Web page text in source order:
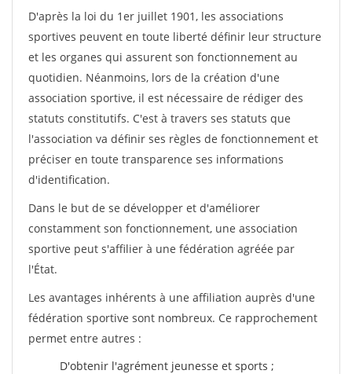
D'après la loi du 1er juillet 1901, les associations
sportives peuvent en toute liberté définir leur structure
et les organes qui assurent son fonctionnement au
quotidien. Néanmoins, lors de la création d'une
association sportive, il est nécessaire de rédiger des
statuts constitutifs. C'est à travers ses statuts que
l'association va définir ses règles de fonctionnement et
préciser en toute transparence ses informations
d'identification.
Dans le but de se développer et d'améliorer
constamment son fonctionnement, une association
sportive peut s'affilier à une fédération agréée par
l'État.
Les avantages inhérents à une affiliation auprès d'une
fédération sportive sont nombreux. Ce rapprochement
permet entre autres :
D'obtenir l'agrément jeunesse et sports ;